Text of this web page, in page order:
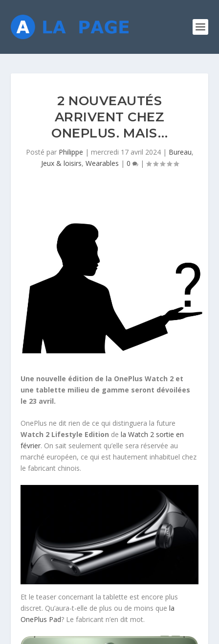
2 NOUVEAUTÉS
ARRIVENT CHEZ
ONEPLUS. MAIS…
Posté par Philippe | mercredi 17 avril 2024| Bureau,
Jeux & loisirs, Wearables | 0 |
Une nouvelle édition de la OnePlus Watch 2 et
une tablette milieu de gamme seront dévoilées
le 23 avril.
OnePlus ne dit rien de ce qui distinguera la future
Watch 2 Lifestyle Edition dela Watch 2 sortie en
février. On sait seulement qu’elle sera réservée au
marché européen, ce qui est hautement inhabituel chez
le fabricant chinois.
Et le teaser concernant la tablette est encore plus
discret. Qu’aura-t-elle de plus ou de moins quela
OnePlus Pad? Le fabricant n’en dit mot.